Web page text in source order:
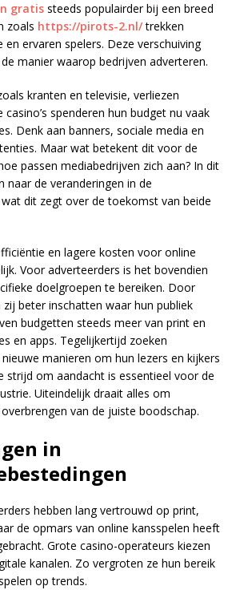
gratis steeds populairder bij een breed
zoals https://pirots-2.nl/trekken
en ervaren spelers. Deze verschuiving
manier waarop bedrijven adverteren.
kranten en televisie, verliezen
spenderen hun budget nu vaak
Denk aan banners, sociale media en
Maar wat betekent dit voor de
passen mediabedrijven zich aan? In dit
naar de veranderingen in de
dit zegt over de toekomst van beide
en lagere kosten voor online
Voor adverteerders is het bovendien
doelgroepen te bereiken. Door
beter inschatten waar hun publiek
budgetten steeds meer van print en
en apps. Tegelijkertijd zoeken
manieren om hun lezers en kijkers
strijd om aandacht is essentieel voor de
Uiteindelijk draait alles om
van de juiste boodschap.
in
hebben lang vertrouwd op print,
de opmars van online kansspelen heeft
Grote casino-operateurs kiezen
kanalen. Zo vergroten ze hun bereik
op trends.